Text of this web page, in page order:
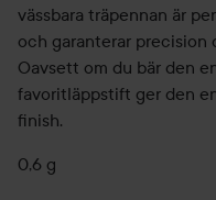
vässbara träpennan är
och garanterar precision
Oavsett om du bär den
favoritläppstift ger den
finish.
0,6 g